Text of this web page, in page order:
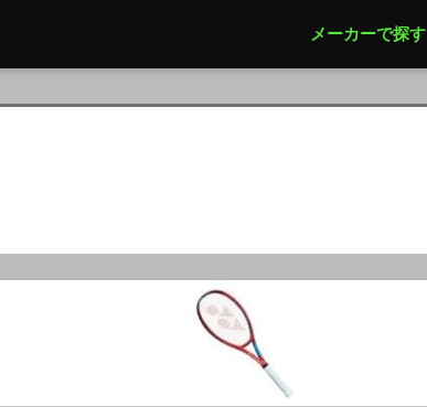
メーカーで探す